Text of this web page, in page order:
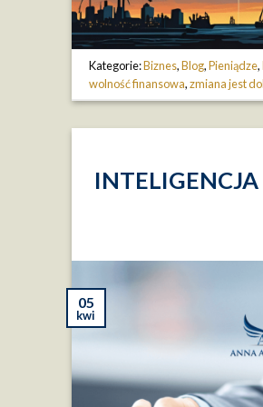
Kategorie:Biznes,Blog,Pieniądze,
wolność finansowa,zmiana jest
05
kwi